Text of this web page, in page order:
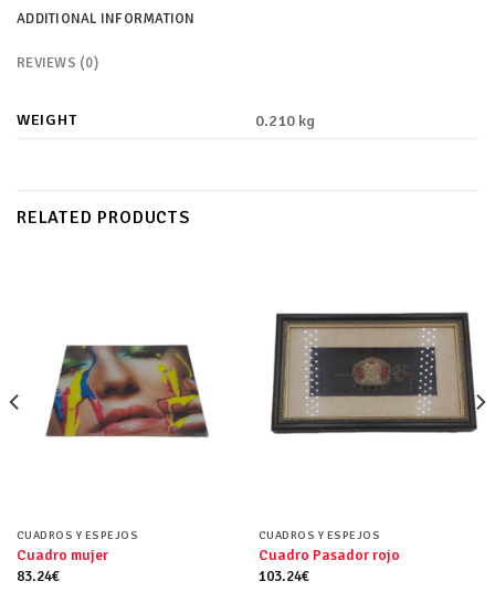
ADDITIONAL INFORMATION
REVIEWS (0)
WEIGHT 0.210 kg
RELATED PRODUCTS
CUADROS Y ESPEJOS
Cuadro mujer
83.24€
CUADROS Y ESPEJOS
Cuadro Pasador rojo
103.24€